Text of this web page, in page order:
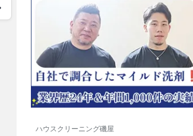
ハウスクリーニング磯屋